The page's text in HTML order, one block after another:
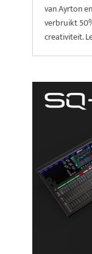
van Ayrton
verbruikt
creativiteit.